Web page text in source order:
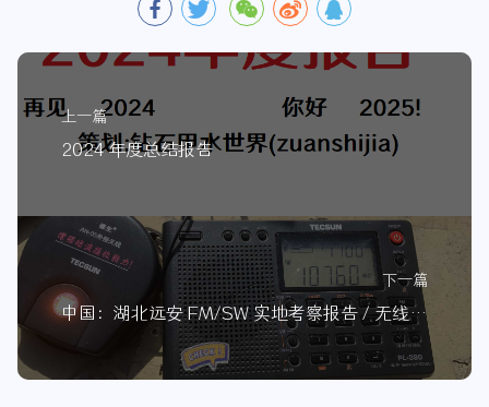
上一篇
2024 年度总结报告
下一篇
中国：湖北远安 FM/SW 实地考察报告 / 无线电篇 001